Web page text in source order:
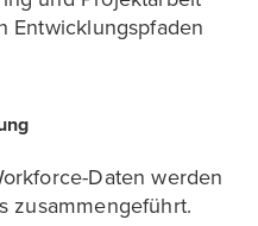
Entwicklungspfaden
Daten werden
zusammengeführt.